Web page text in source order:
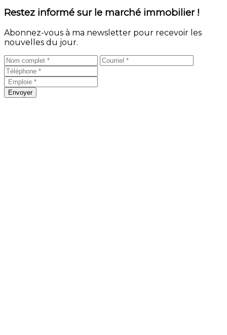
Restez informé sur le marché immobilier !
Abonnez-vous à ma newsletter pour recevoir les
nouvelles du jour.
Envoyer